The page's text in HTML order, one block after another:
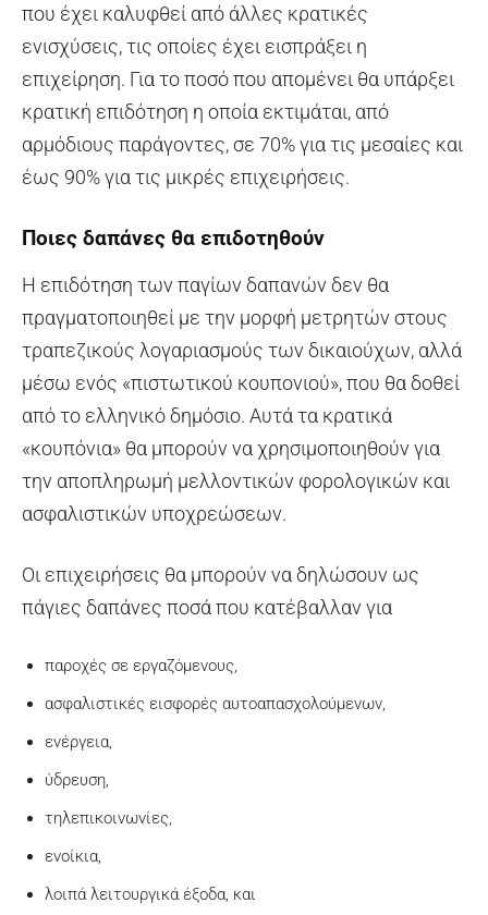
που έχει καλυφθεί από άλλες κρατικές
ενισχύσεις, τις οποίες έχει εισπράξει η
επιχείρηση. Για το ποσό που απομένει θα υπάρξει
κρατική επιδότηση η οποία εκτιμάται, από
αρμόδιους παράγοντες, σε 70% για τις μεσαίες και
έως 90% για τις μικρές επιχειρήσεις.
Ποιες δαπάνες θα επιδοτηθούν
Η επιδότηση των παγίων δαπανών δεν θα
πραγματοποιηθεί με την μορφή μετρητών στους
τραπεζικούς λογαριασμούς των δικαιούχων, αλλά
μέσω ενός «πιστωτικού κουπονιού», που θα δοθεί
από το ελληνικό δημόσιο. Αυτά τα κρατικά
«κουπόνια» θα μπορούν να χρησιμοποιηθούν για
την αποπληρωμή μελλοντικών φορολογικών και
ασφαλιστικών υποχρεώσεων.
Οι επιχειρήσεις θα μπορούν να δηλώσουν ως
πάγιες δαπάνες ποσά που κατέβαλλαν για
παροχές σε εργαζόμενους,
ασφαλιστικές εισφορές αυτοαπασχολούμενων,
ενέργεια,
ύδρευση,
τηλεπικοινωνίες,
ενοίκια,
λοιπά λειτουργικά έξοδα, και